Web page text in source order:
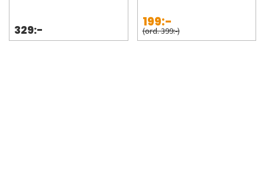
329:-
199:-
(ord. 399:-)